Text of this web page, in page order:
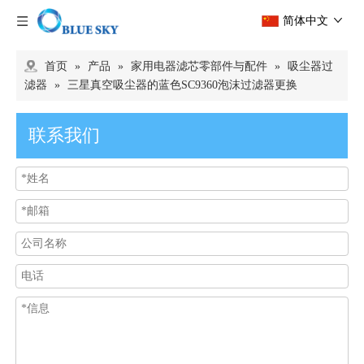
简体中文
首页 » 产品 » 家用电器滤芯零部件与配件 » 吸尘器过
滤器
» 三星真空吸尘器的蓝色SC9360泡沫过滤器更换
联系我们